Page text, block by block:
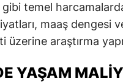
gibi temel
maaş dengesi
üzerine araştırma
YAŞAM